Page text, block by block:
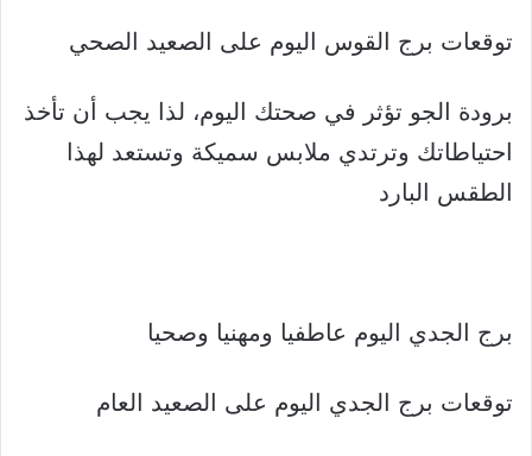
توقعات برج القوس اليوم على الصعيد الصحي
برودة الجو تؤثر في صحتك اليوم، لذا يجب أن تأخذ
احتياطاتك وترتدي ملابس سميكة وتستعد لهذا
الطقس البارد
برج الجدي اليوم عاطفيا ومهنيا وصحيا
توقعات برج الجدي اليوم على الصعيد العام